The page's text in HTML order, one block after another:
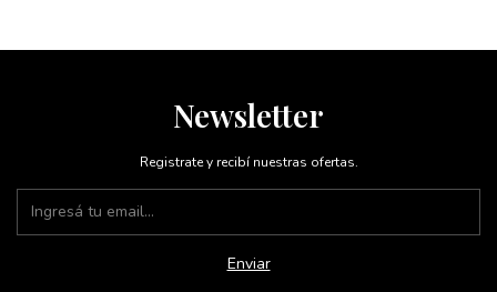
Newsletter
Registrate y recibí nuestras ofertas.